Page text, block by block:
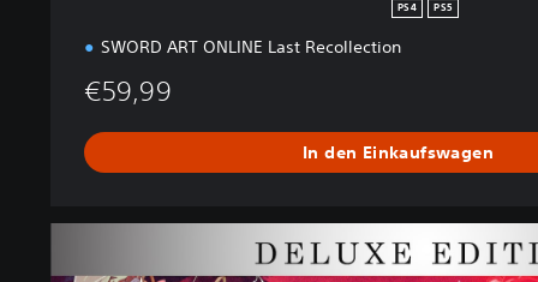
PS4 PS5
SWORD ART ONLINE Last Recollection
€59,99
In den Einkaufswagen